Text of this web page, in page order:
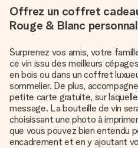
Offrez un coffret
Rouge & Blanc
Surprenez vos amis, votre
ce vin issu des meilleurs
en bois ou dans un coffret
sommelier. De plus,
petite carte gratuite, sur
message. La bouteille de vin
choisissant une photo à
que vous pouvez bien entendu
encadrement et en y ajoutant